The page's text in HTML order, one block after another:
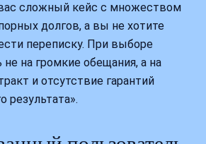
сложный кейс с множеством
долгов, а вы не хотите
переписку. При выборе
на громкие обещания, а на
и отсутствие гарантий
результата».